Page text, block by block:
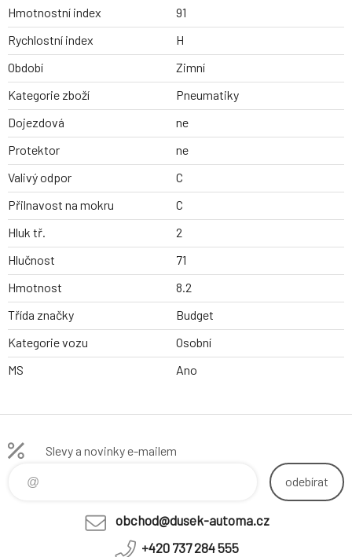
Hmotnostní index
91
Rychlostní index
H
Období
Zimní
Kategorie zboží
Pneumatiky
Dojezdová
ne
Protektor
ne
Valivý odpor
C
Přilnavost na mokru
C
Hluk tř.
2
Hlučnost
71
Hmotnost
8.2
Třída značky
Budget
Kategorie vozu
Osobní
MS
Ano
Slevy a novinky e-mailem
odebírat
obchod@dusek-automa.cz
+420 737 284 555